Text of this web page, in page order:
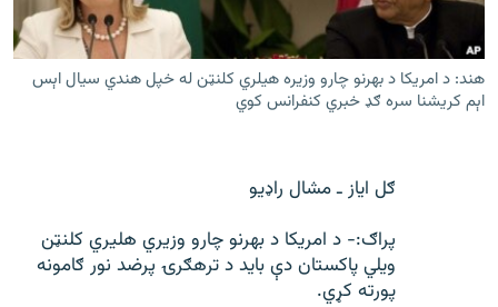
Gandhara
د ازادې اروپا راډیو ټولې ووبپاڼې
هند: د امریکا د بهرنو چارو وزیره هیلري کلنټن له خپل هندي سیال اېس
اېم کریشنا سره ګډ خبري کنفرانس کوي
ګل ایاز ـ مشال راډیو
پراګ:- د امريکا د بهرنو چارو وزيري هليري کلنټن
ويلي پاکستان دې بايد د ترهګرۍ پرضد نور ګامونه
پورته کړي.